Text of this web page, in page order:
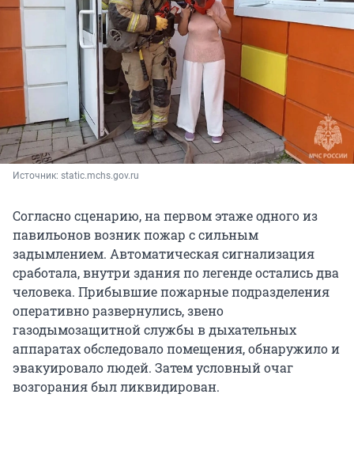
Источник: static.mchs.gov.ru
Согласно сценарию, на первом этаже одного из
павильонов возник пожар с сильным
задымлением. Автоматическая сигнализация
сработала, внутри здания по легенде остались два
человека. Прибывшие пожарные подразделения
оперативно развернулись, звено
газодымозащитной службы в дыхательных
аппаратах обследовало помещения, обнаружило и
эвакуировало людей. Затем условный очаг
возгорания был ликвидирован.